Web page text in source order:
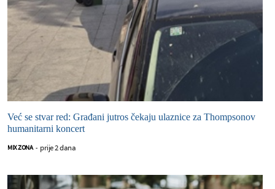
Već se stvar red: Građani jutros čekaju ulaznice za Thompsonov
humanitarni koncert
MIX ZONA - prije 2 dana